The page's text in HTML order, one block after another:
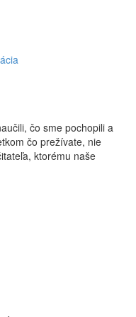
čo sme pochopili a
čo prežívate, nie
ktorému naše